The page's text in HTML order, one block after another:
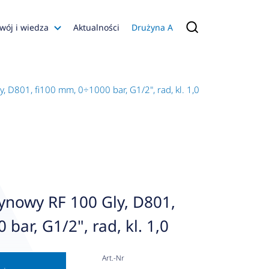
i wiedza
Konfiguratory
Aktualności Drużyna A
D801, fi100 mm, 0÷1000 bar, G1/2", rad, kl. 1,0
RF 100 Gly, D801,
bar, G1/2", rad, kl. 1,0
Art.-Nr